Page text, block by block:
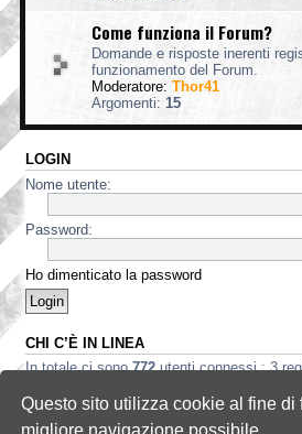
Questo sito utilizza cookie al fine di
migliore navigazione possibile
Come funziona il Forum?
Domande e risposte inerenti
funzionamento del Forum.
Moderatore: Thor41
Argomenti: 15
LOGIN
Nome utente:
Password:
Ho dimenticato la password
CHI C’È IN LINEA
In totale ci sono772utenti connessi : 3
Record di utenti connessi:3535 registrato il